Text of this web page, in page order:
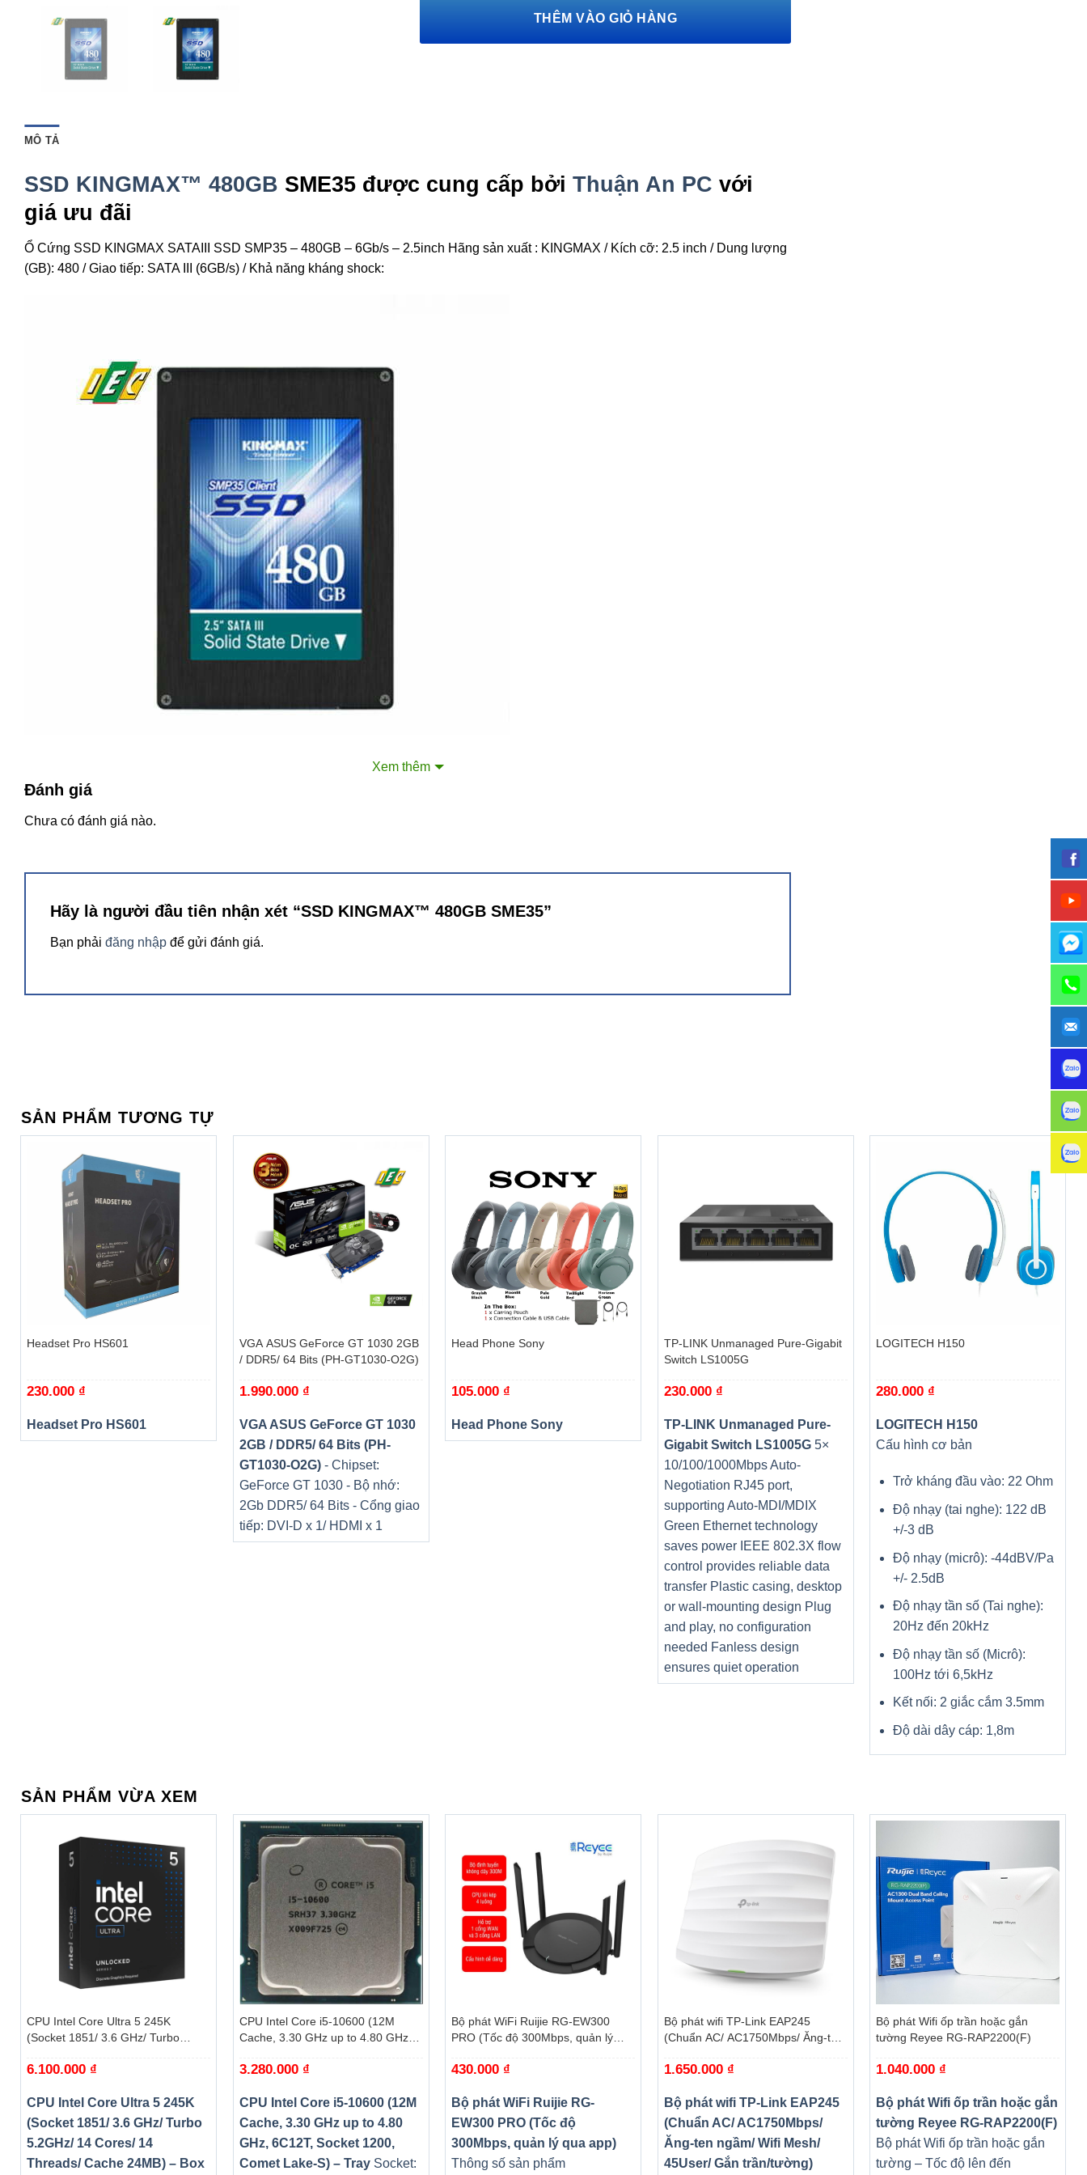
THÊM VÀO GIỎ HÀNG
MÔ TẢ
SSD KINGMAX™ 480GB SME35 được cung cấp bởi Thuận An PC với
giá ưu đãi
Ổ Cứng SSD KINGMAX SATAIII SSD SMP35 – 480GB – 6Gb/s – 2.5inch Hãng sản xuất : KINGMAX / Kích cỡ: 2.5 inch / Dung lượng
(GB): 480 / Giao tiếp: SATA III (6GB/s) / Khả năng kháng shock:
Hãng sản xuất KingMax
SMP35 480GB
Xem thêm
Đánh giá
Chưa có đánh giá nào.
Hãy là người đầu tiên nhận xét “SSD KINGMAX™ 480GB SME35”
Bạn phải đăng nhập để gửi đánh giá.
SẢN PHẨM TƯƠNG TỰ
Headset Pro HS601
230.000 ₫
Headset Pro HS601
VGA ASUS GeForce GT 1030 2GB
/ DDR5/ 64 Bits (PH-GT1030-O2G)
1.990.000 ₫
VGA ASUS GeForce GT 1030
2GB / DDR5/ 64 Bits (PH-
GT1030-O2G)- Chipset:
GeForce GT 1030 - Bộ nhớ:
2Gb DDR5/ 64 Bits - Cổng giao
tiếp: DVI-D x 1/ HDMI x 1
Head Phone Sony
105.000 ₫
Head Phone Sony
TP-LINK Unmanaged Pure-Gigabit
Switch LS1005G
230.000 ₫
TP-LINK Unmanaged Pure-
Gigabit Switch LS1005G5×
10/100/1000Mbps Auto-
Negotiation RJ45 port,
supporting Auto-MDI/MDIX
Green Ethernet technology
saves power IEEE 802.3X flow
control provides reliable data
transfer Plastic casing, desktop
or wall-mounting design Plug
and play, no configuration
needed Fanless design
ensures quiet operation
LOGITECH H150
280.000 ₫
LOGITECH H150
Cấu hình cơ bản
Trở kháng đầu vào: 22 Ohm
Độ nhạy (tai nghe): 122 dB
+/-3 dB
Độ nhạy (micrô): -44dBV/Pa
+/- 2.5dB
Độ nhạy tần số (Tai nghe):
20Hz đến 20kHz
Độ nhạy tần số (Micrô):
100Hz tới 6,5kHz
Kết nối: 2 giắc cắm 3.5mm
Độ dài dây cáp: 1,8m
SẢN PHẨM VỪA XEM
CPU Intel Core Ultra 5 245K
(Socket 1851/ 3.6 GHz/ Turbo
Cache 24MB) – Box
6.100.000 ₫
CPU Intel Core Ultra 5 245K
(Socket 1851/ 3.6 GHz/ Turbo
5.2GHz/ 14 Cores/ 14
Threads/ Cache 24MB) – Box
+
CPU Intel Core i5-10600 (12M
Cache, 3.30 GHz up to 4.80 GHz,
S) – Tray
3.280.000 ₫
CPU Intel Core i5-10600 (12M
Cache, 3.30 GHz up to 4.80
GHz, 6C12T, Socket 1200,
Comet Lake-S) – Tray Socket:
Bộ phát WiFi Ruijie RG-EW300
PRO (Tốc độ 300Mbps, quản lý
430.000 ₫
Bộ phát WiFi Ruijie RG-
EW300 PRO (Tốc độ
300Mbps, quản lý qua app)
Thông số sản phẩm
Bộ phát wifi TP-Link EAP245
(Chuẩn AC/ AC1750Mbps/ Ăng-ten
trần/tường)
1.650.000 ₫
Bộ phát wifi TP-Link EAP245
(Chuẩn AC/ AC1750Mbps/
Ăng-ten ngầm/ Wifi Mesh/
45User/ Gắn trần/tường)
Bộ phát Wifi ốp trần hoặc gắn
tường Reyee RG-RAP2200(F)
1.040.000 ₫
Bộ phát Wifi ốp trần hoặc gắn
tường Reyee RG-RAP2200(F)
Bộ phát Wifi ốp trần hoặc gắn
tường – Tốc độ lên đến